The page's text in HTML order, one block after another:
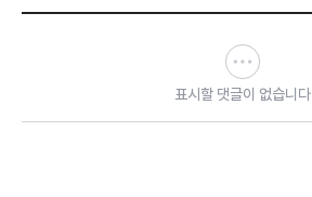
표시할 댓글이 없습니다